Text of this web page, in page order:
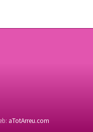
aTotArreu.com